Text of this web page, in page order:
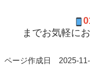
までお気軽に
ページ作成日 2025-